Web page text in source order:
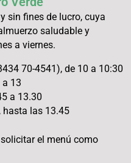
sin fines de lucro, cuya
saludable y
a viernes.
70-4541), de 10 a 10:30
a 13
a 13.30
hasta las 13.45
el menú como